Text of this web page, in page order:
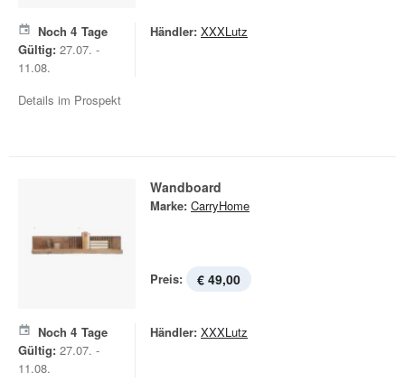
Noch 4 Tage
Gültig: 27.07. -
11.08.
Händler: XXXLutz
Details im Prospekt
Wandboard
Marke: CarryHome
Preis: € 49,00
Noch 4 Tage
Gültig: 27.07. -
11.08.
Händler: XXXLutz